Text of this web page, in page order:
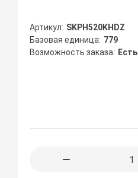
Артикул
SKPH520KHDZ
Базовая единица 779
Возможность заказа
Есть